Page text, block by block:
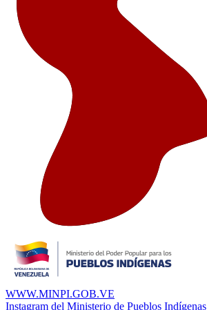
WWW.MINPI.GOB.VE
Instagram del Ministerio de Pueblos Indígenas